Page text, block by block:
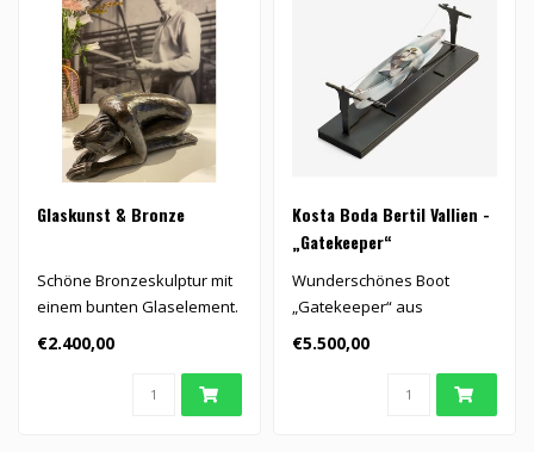
Glaskunst & Bronze
Schöne Bronzeskulptur mit
einem bunten Glaselement.
€2.400,00
Kosta Boda Bertil Vallien -
„Gatekeeper“
Wunderschönes Boot
„Gatekeeper“ aus
Kristallglas, entworfen von
Bertil Vall..
€5.500,00